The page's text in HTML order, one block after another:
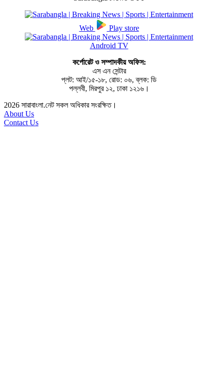
Web Play store
Android TV
কর্পোরেট ও সম্পাদকীয় অফিস:
এস এন সেন্টার
প্লট: আই/১৫-১৮, রোড: ০৬, ব্লক: ডি
পল্লবী, মিরপুর ১২, ঢাকা ১২১৬।
2026 সারাবাংলা.নেট সকল অধিকার সংরক্ষিত।
About Us
Contact Us